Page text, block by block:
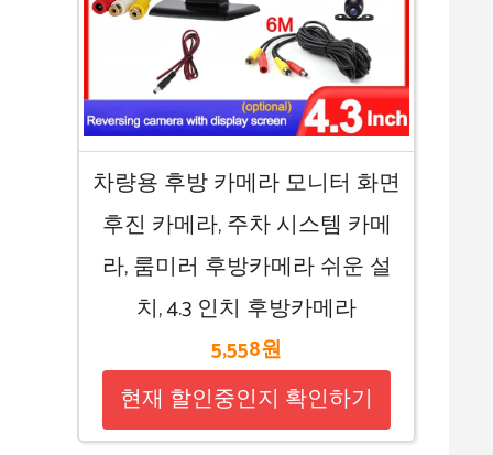
차량용 후방 카메라 모니터 화면
후진 카메라, 주차 시스템 카메
라, 룸미러 후방카메라 쉬운 설
치, 4.3 인치 후방카메라
5,558원
현재 할인중인지 확인하기